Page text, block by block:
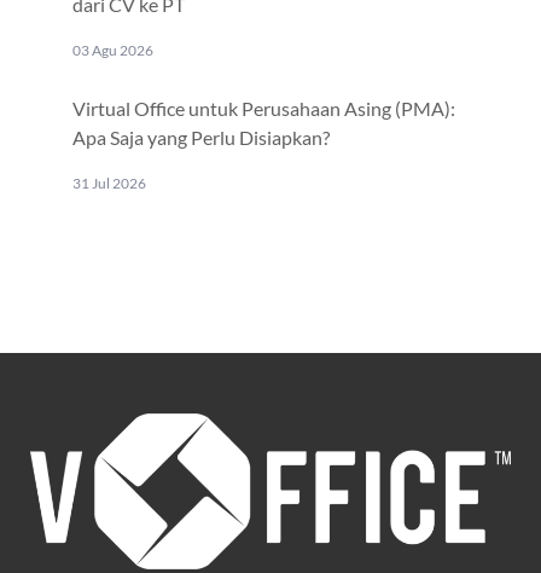
03 Agu 2026
Virtual Office untuk Perusahaan Asing (PMA):
Apa Saja yang Perlu Disiapkan?
31 Jul 2026